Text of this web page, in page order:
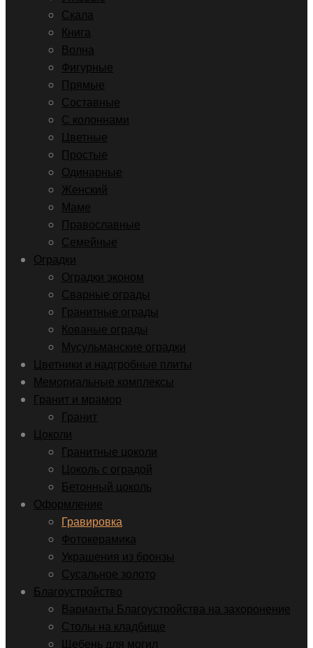
Скала
Книга
Волна
Фигурные
Прямые
Составные
С колоннами
Цветные
Простые
Одинарные
Женский
Маме
Православные
Семейные
Оградки
Оградки эконом
Сварные ограды
Гранитные ограды
Кованые ограды
Мусульманские оградки
Цветники и надгробные плиты
Мемориальные комплексы
Гранит и мрамор
Гранит
Цоколи
Гранитные цоколи
Цоколь с оградой
Бетонный цоколь
Оформление
Гравировка
Фотокерамика
Украшения из бронзы
Сусальное золото
Благоустройство
Варианты Благоустройства на захоронение
Столы на кладбище
Щебень для могил